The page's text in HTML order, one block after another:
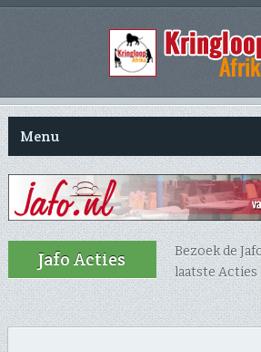
Menu
Jafo Acties
Bezoek de
laatste Acties